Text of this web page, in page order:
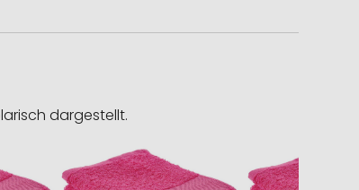
dargestellt.